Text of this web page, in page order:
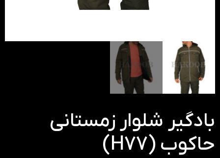
بادگیر شلوار زمستانی
حاکوب (H77)